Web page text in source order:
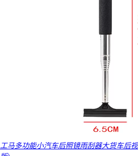
工马多功能小汽车后照镜雨刮器大货车后